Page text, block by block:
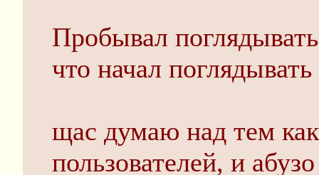
Пробывал
что начал
щас думаю над тем
пользователей, и